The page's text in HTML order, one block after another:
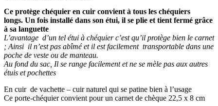
Ce protège chéquier en cuir convient à tous les chéquiers
longs. Un fois installé dans son étui, il se plie et tient fermé grâce
à sa languette
L’avantage d’un tel étui à chéquier c’est qu’il protège bien le carnet
; Ainsi il n’est pas abîmé et il est facilement transportable dans une
poche de veste ou de manteau.
Au fond du sac, Il se range facilement et ne se mèle pas aux autres
étuis et pochettes
En cuir de vachette – cuir naturel qui se patine bien à l’usage
Ce porte-chéquier convient pour un carnet de chèque 22,5 x 8 cm